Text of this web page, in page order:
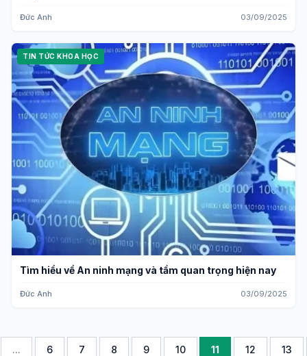
Đức Anh 03/09/2025
TIN TỨC KHOA HỌC
Tìm hiểu về An ninh mạng và tầm quan trọng hiện nay
Đức Anh 03/09/2025
... 6 7 8 9 10 11 12 13